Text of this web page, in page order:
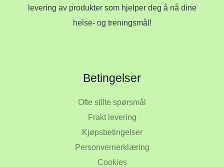
levering av produkter som hjelper deg å nå dine
helse- og treningsmål!
Betingelser
Ofte stilte spørsmål
Frakt levering
Kjøpsbetingelser
Personvernerklæring
Cookies